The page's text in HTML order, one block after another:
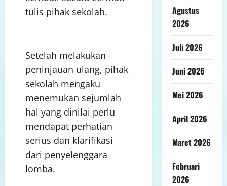
tulis pihak sekolah.
Setelah melakukan
peninjauan ulang, pihak
sekolah mengaku
menemukan sejumlah
hal yang dinilai perlu
mendapat perhatian
serius dan klarifikasi
dari penyelenggara
lomba.
Agustus
2026
Juli 2026
Juni 2026
Mei 2026
April 2026
Maret 2026
Februari
2026